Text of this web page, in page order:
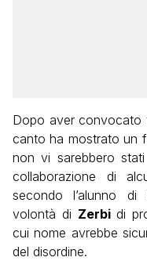
Dopo aver convocato
canto ha mostrato un
non vi sarebbero
collaborazione di
secondo l’alunno di
volontà di Zerbidi
cui nome avrebbe
del disordine.